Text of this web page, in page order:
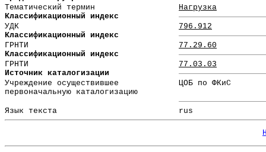
Тематический термин
Нагрузка
Классификационный индекс
УДК
796.912
Классификационный индекс
ГРНТИ
77.29.60
Классификационный индекс
ГРНТИ
77.03.03
Источник каталогизации
Учреждение осуществившее
первоначальную каталогизацию
ЦОБ по ФКиС
Язык текста rus